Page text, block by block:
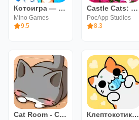
Котоигра — The Cats Collector!
Mino Games
9.5
Castle Cats: Эпические квесты
PocApp Studios
8.3
Cat Room - Cute Cat Games Клептокотики 2